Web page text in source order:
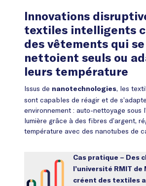
Innovations
textiles intelligents
des vêtements qui se
nettoient seuls ou
leurs température
Issus de nanotechnologies, les
sont capables de réagir et de
environnement : auto-nettoyage sous
lumière grâce à des fibres d’argent,
température avec des nanotubes de
Cas pratique – Des
l’université RMIT de
créent des textiles